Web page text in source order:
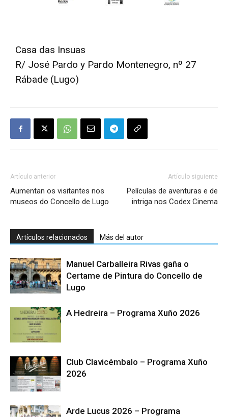
Casa das Insuas
R/ José Pardo y Pardo Montenegro, nº 27
Rábade (Lugo)
Artículo anterior
Aumentan os visitantes nos
museos do Concello de Lugo
Artículo siguiente
Películas de aventuras e de
intriga nos Codex Cinema
Artículos relacionados Más del autor
Manuel Carballeira Rivas gaña o
Certame de Pintura do Concello de
Lugo
A Hedreira – Programa Xuño 2026
Club Clavicémbalo – Programa Xuño
2026
Arde Lucus 2026 – Programa